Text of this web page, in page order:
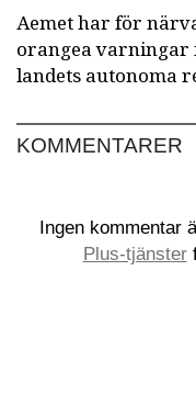
Aemet har för
orangea
landets autonoma
KOMMENTARER
Ingen kommentar
Plus-tjänster